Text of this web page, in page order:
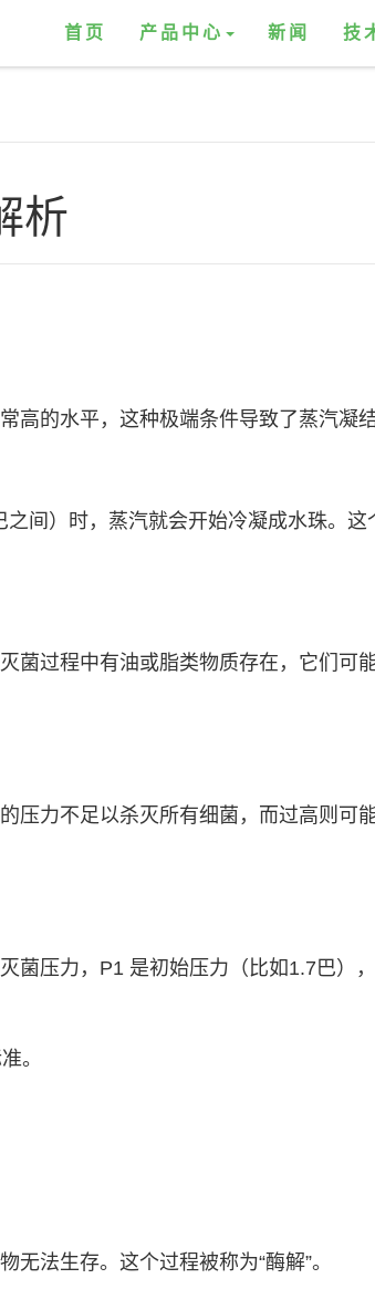
首页 产品中心 新闻 技
析
的水平，这种极端条件导致了蒸汽凝
间）时，蒸汽就会开始冷凝成水珠。
菌过程中有油或脂类物质存在，它们可
力不足以杀灭所有细菌，而过高则可
菌压力，P1 是初始压力（比如1.7巴）
。
法生存。这个过程被称为“酶解”。